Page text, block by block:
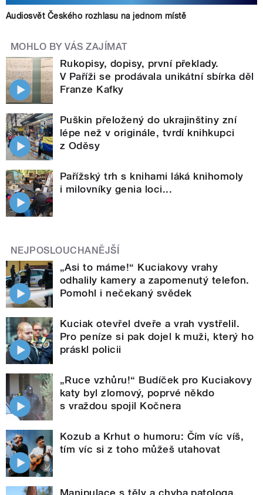
Audiosvět Českého rozhlasu na jednom místě
MOHLO BY VÁS ZAJÍMAT
Rukopisy, dopisy, první překlady.
V Paříži se prodávala unikátní sbírka děl
Franze Kafky
Puškin přeložený do ukrajinštiny zní
lépe než v originále, tvrdí knihkupci
z Oděsy
Pařížský trh s knihami láká knihomoly
i milovníky genia loci...
NEJPOSLOUCHANĚJŠÍ
„Asi to máme!“ Kuciakovy vrahy
odhalily kamery a zapomenutý telefon.
Pomohl i nečekaný svědek
Kuciak otevřel dveře a vrah vystřelil.
Pro peníze si pak dojel k muži, který ho
práskl policii
„Ruce vzhůru!“ Budíček pro Kuciakovy
katy byl zlomový, poprvé někdo
s vraždou spojil Kočnera
Kozub a Krhut o humoru: Čím víc víš,
tím víc si z toho můžeš utahovat
Manipulace s těly a chyba patologa.